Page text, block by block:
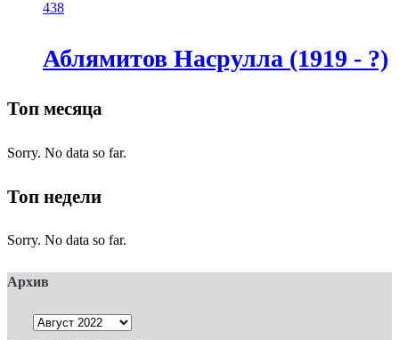
438
Аблямитов Насрулла (1919 - ?)
Топ месяца
Sorry. No data so far.
Топ недели
Sorry. No data so far.
Архив